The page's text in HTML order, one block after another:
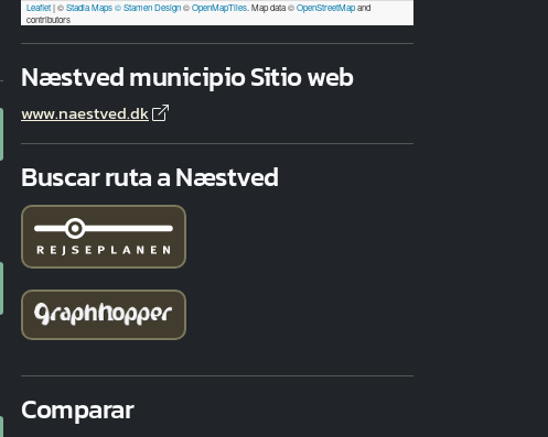
Leaflet|©Stadia Maps© Stamen Design©OpenMapTiles . Map data ©OpenStreetMapand
contributors
Næstved municipio Sitio web
www.naestved.dk
Buscar ruta a Næstved
Comparar